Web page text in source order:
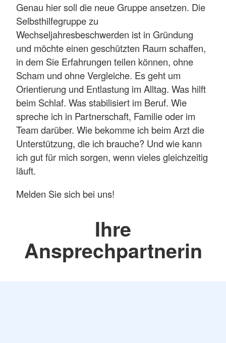
Genau hier soll die neue Gruppe ansetzen. Die
Selbsthilfegruppe zu
Wechseljahresbeschwerden ist in Gründung
und möchte einen geschützten Raum schaffen,
in dem Sie Erfahrungen teilen können, ohne
Scham und ohne Vergleiche. Es geht um
Orientierung und Entlastung im Alltag. Was hilft
beim Schlaf. Was stabilisiert im Beruf. Wie
spreche ich in Partnerschaft, Familie oder im
Team darüber. Wie bekomme ich beim Arzt die
Unterstützung, die ich brauche? Und wie kann
ich gut für mich sorgen, wenn vieles gleichzeitig
läuft.
Melden Sie sich bei uns!
Ihre
Ansprechpartnerin